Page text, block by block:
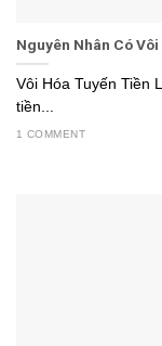
Nguyên Nhân Có Vôi
Vôi Hóa Tuyến Tiền
tiền...
1 COMMENT